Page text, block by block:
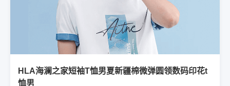
HLA海澜之家短袖T恤男夏新疆棉微弹圆领数码印花t
恤男